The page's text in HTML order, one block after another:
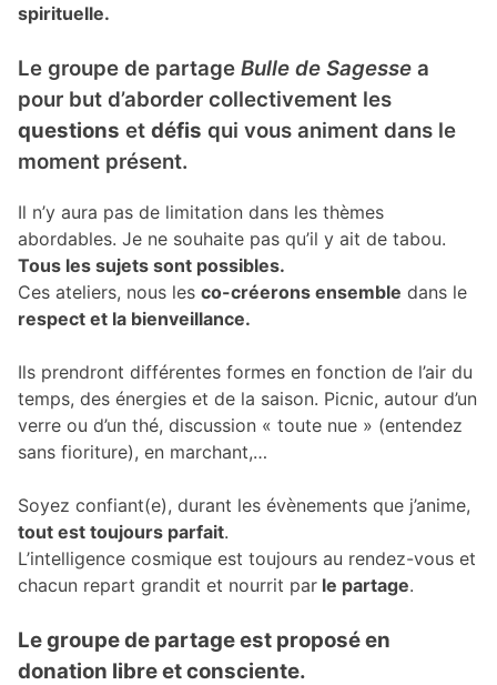
spirituelle.
Le groupe de partage Bulle de Sagesse a
pour but d’aborder collectivement les
questions et défis qui vous animent dans le
moment présent.
Il n’y aura pas de limitation dans les thèmes
abordables. Je ne souhaite pas qu’il y ait de tabou.
Tous les sujets sont possibles.
Ces ateliers, nous les co-créerons ensemble dans le
respect et la bienveillance.
Ils prendront différentes formes en fonction de l’air du
temps, des énergies et de la saison. Picnic, autour d’un
verre ou d’un thé, discussion « toute nue » (entendez
sans fioriture), en marchant,…
Soyez confiant(e), durant les évènements que j’anime,
tout est toujours parfait.
L’intelligence cosmique est toujours au rendez-vous et
chacun repart grandit et nourrit par le partage.
Le groupe de partage est proposé en
donation libre et consciente.